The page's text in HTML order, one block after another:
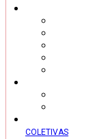
COLETIVAS